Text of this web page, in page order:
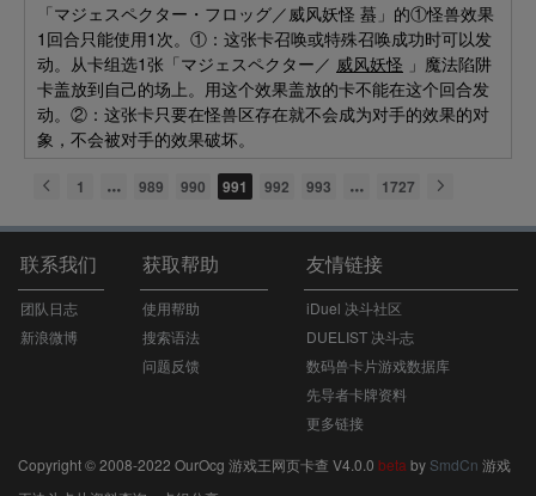
「マジェスペクター・フロッグ／威风妖怪 蟇」的①怪兽效果
1回合只能使用1次。①：这张卡召唤或特殊召唤成功时可以发
动。从卡组选1张「マジェスペクター／ 威风妖怪 」魔法陷阱
卡盖放到自己的场上。用这个效果盖放的卡不能在这个回合发
动。②：这张卡只要在怪兽区存在就不会成为对手的效果的对
象，不会被对手的效果破坏。
1 989 990 991 992 993 1727
联系我们
团队日志
新浪微博
获取帮助
使用帮助
搜索语法
问题反馈
友情链接
iDuel 决斗社区
DUELIST 决斗志
数码兽卡片游戏数据库
先导者卡牌资料
更多链接
Copyright © 2008-2022 OurOcg 游戏王网页卡查 V4.0.0 beta by SmdCn 游戏